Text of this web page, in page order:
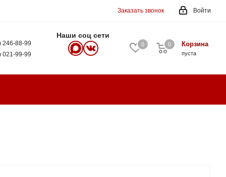
Войти
Заказать звонок
246-88-99
021-99-99
Наши соц сети
0 Корзина
0
пуста
0